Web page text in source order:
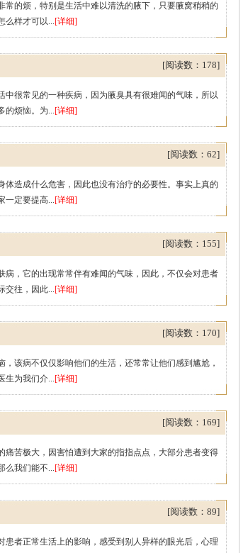
的烦，特别是生活中难以清洗的腋下，只要腋窝稍稍的
么样才可以...[详细]
[阅读数：178]
中很常见的一种疾病，因为腋臭具有很难闻的气味，所以
的烦恼。为...[详细]
[阅读数：62]
造成什么危害，因此也没有治疗的必要性。事实上真的
一定要提高...[详细]
[阅读数：155]
病，它的出现常常伴有难闻的气味，因此，不仅会对患者
交往，因此...[详细]
[阅读数：170]
该病不仅仅影响他们的生活，还常常让他们感到尴尬，
生为我们介...[详细]
[阅读数：169]
苦极大，因害怕遭到大家的指指点点，大部分患者变得
么我们能不...[详细]
[阅读数：89]
患者正常生活上的影响，感受到别人异样的眼光后，心理
皮肤… [详细]
苏国水 执业医师
：苏国水,南京肤康皮肤病研究所执
业医师,对银屑病，白癜风，鱼鳞病…
[详细]